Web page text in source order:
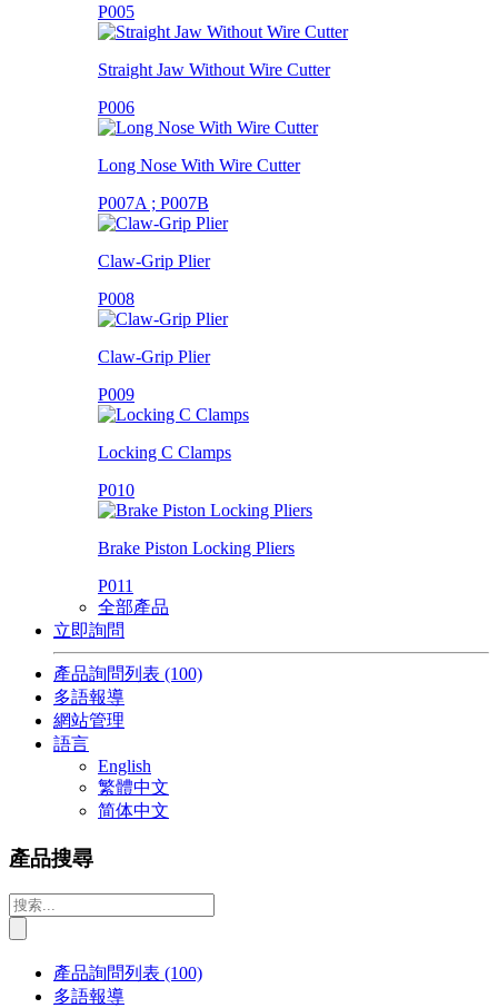
P005
Straight Jaw Without Wire Cutter
P006
Long Nose With Wire Cutter
P007A ; P007B
Claw-Grip Plier
P008
Claw-Grip Plier
P009
Locking C Clamps
P010
Brake Piston Locking Pliers
P011
全部產品
立即詢問
產品詢問列表 (100)
多語報導
網站管理
語言
English
繁體中文
简体中文
產品搜尋
產品詢問列表 (100)
多語報導